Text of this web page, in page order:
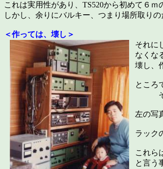
これは実用性があり、TS520から初めて６
しかし、余りにバルキー、つまり場所取り
＜作っては、壊し＞
それに
なくな
壊し、
ところ
それ
左の写
ラック
これら
と言う